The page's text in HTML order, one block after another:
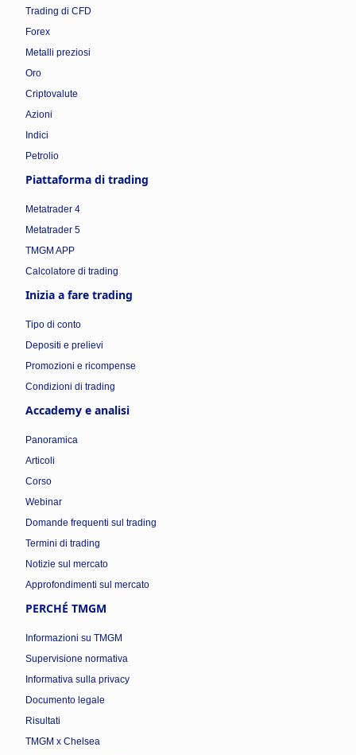
Trading di CFD
Forex
Metalli preziosi
Oro
Criptovalute
Azioni
Indici
Petrolio
Piattaforma di trading
Metatrader 4
Metatrader 5
TMGM APP
Calcolatore di trading
Inizia a fare trading
Tipo di conto
Depositi e prelievi
Promozioni e ricompense
Condizioni di trading
Accademy e analisi
Panoramica
Articoli
Corso
Webinar
Domande frequenti sul trading
Termini di trading
Notizie sul mercato
Approfondimenti sul mercato
PERCHÉ TMGM
Informazioni su TMGM
Supervisione normativa
Informativa sulla privacy
Documento legale
Risultati
TMGM x Chelsea